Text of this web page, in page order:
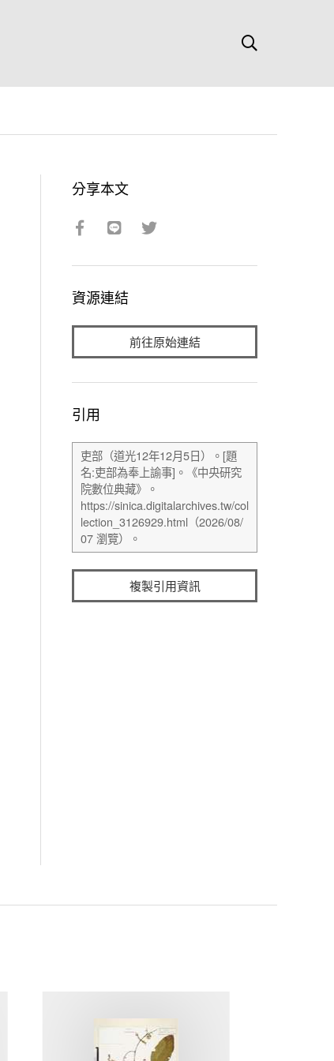
分享本文
資源連結
前往原始連結
引用
複製引用資訊